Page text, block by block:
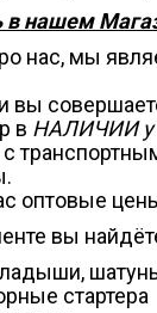
в нашем
нас, мы
вы
в НАЛИЧИИ у
оптовые
вы
стартера